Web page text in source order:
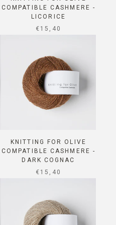
COMPATIBLE CASHMERE -
LICORICE
SALE PRICE
€15,40
KNITTING FOR OLIVE
COMPATIBLE CASHMERE -
DARK COGNAC
SALE PRICE
€15,40